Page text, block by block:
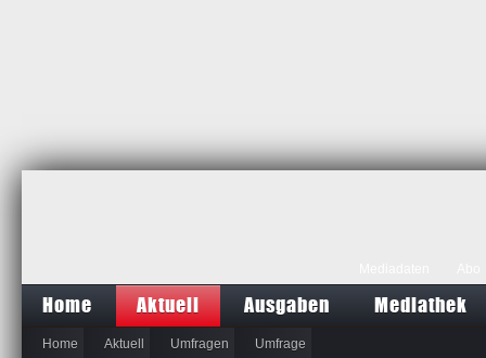
Home Aktuell Ausgaben Mediathek
Home Aktuell Umfragen Umfrage